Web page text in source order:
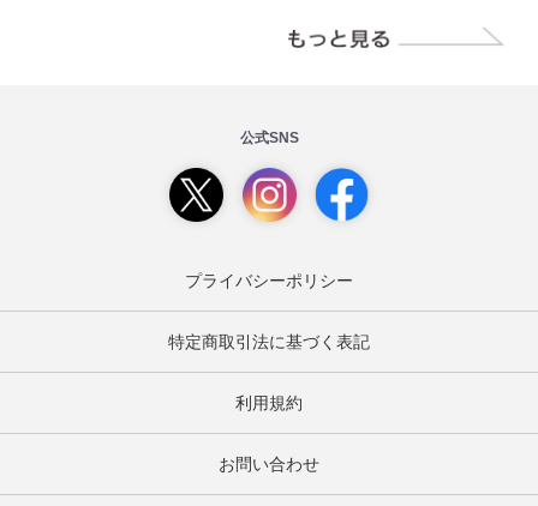
公式SNS
プライバシーポリシー
特定商取引法に基づく表記
利用規約
お問い合わせ